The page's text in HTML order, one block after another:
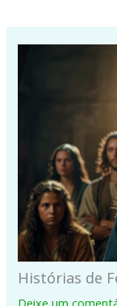
Histórias de
Deixe um